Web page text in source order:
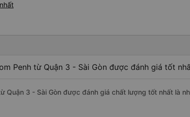
Penh từ Quận 3 - Sài Gòn được đánh giá tốt
Quận 3 - Sài Gòn được đánh giá chất lượng tốt nhất là